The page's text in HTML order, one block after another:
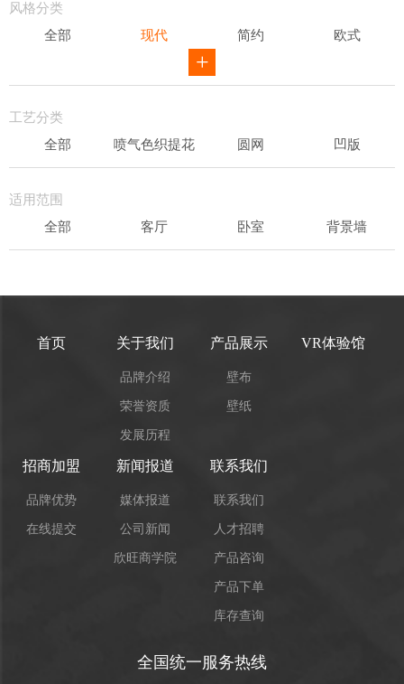
风格分类
全部
现代 简约 欧式
工艺分类
全部
喷气色织提花 圆网 凹版
适用范围
全部
客厅 卧室 背景墙
首页 关于我们
品牌介绍
荣誉资质
发展历程
产品展示
壁布
壁纸
VR体验馆
招商加盟
品牌优势
在线提交
新闻报道
媒体报道
公司新闻
欣旺商学院
联系我们
联系我们
人才招聘
产品咨询
产品下单
库存查询
全国统一服务热线